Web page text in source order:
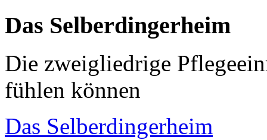
Das Selberdingerheim
Die zweigliedrige
fühlen können
Das Selberdingerheim